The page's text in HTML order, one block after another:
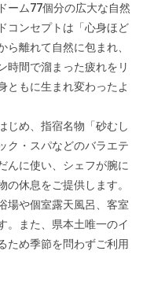
ーム77個分の広大な自然
コンセプトは「心身ほど
離れて自然に包まれ、
時間で溜まった疲れをリ
ともに生まれ変わったよ
じめ、指宿名物「砂むし
ク・スパなどのバラエテ
んに使い、シェフが腕に
休息をご提供します。
場や個室露天風呂、客室
。また、県本土唯一のイ
ため季節を問わずご利用